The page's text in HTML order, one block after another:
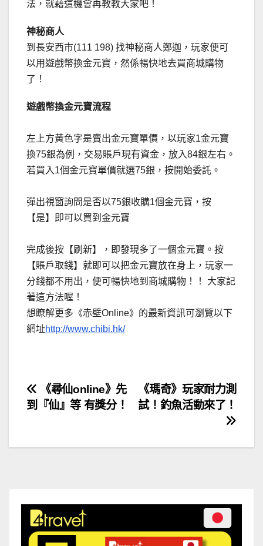
法，就藉這機會再教教大家吧！
神秘商人
到長安西市(111 198) 找神秘商人鄭迦，玩家便可
以用遊戲幣換金元寶，然係暢快地去買商城購物
了！
遊戲幣換金元寶流程
左上方黃色字是賣出金元寶單價，以玩家1金元寶
換75銀為例，交易賬戶現有資金，放入84銀左右。
若買入1個金元寶單價就選75銀，按開始委託。
彈出視窗詢問是否以75銀收購1個金元寶，按
【是】即可以買到金元寶
完成後按【刷新】，即發現多了一個金元寶。按
【賬戶取錢】就即可以把金元寶放在身上，玩家一
分錢都不用出，便可暢快地到商城購物！！ 大家記
著這方法喔！
想瞭解更多《赤壁Online》的最新資訊可瀏覽以下
網址http://www.chibi.hk/
文
章
導
《瑪奇》玩家耐力測
試！釣魚活動來了！
《尋仙online》先
到『仙』等 有獎分！